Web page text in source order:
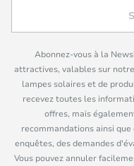
Abonnez-vous à la
attractives, valables sur
lampes solaires et de
recevez toutes les
offres, mais
recommandations ainsi
enquêtes, des demandes
Vous pouvez annuler